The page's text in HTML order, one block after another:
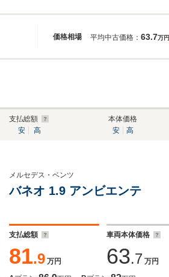
価格相場 平均中古価格： 63.7万円
支払総額
安
高
本体価格
安
高
メルセデス・ベンツ
バネオ 1.9 アンビエンテ
支払総額
81.9 万円
車両本体価格
63.7 万円